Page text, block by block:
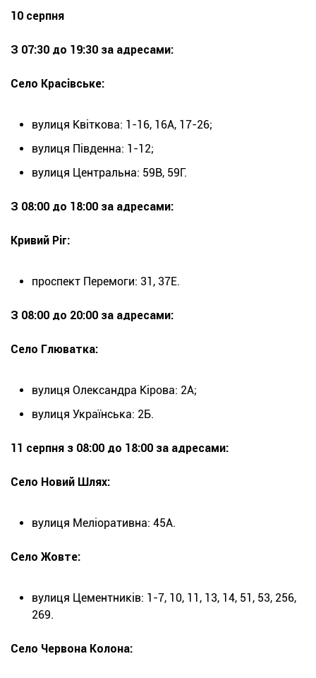
10 серпня
З 07:30 до 19:30 за адресами:
Село Красівське:
вулиця Квіткова: 1-16, 16А, 17-26;
вулиця Південна: 1-12;
вулиця Центральна: 59В, 59Г.
З 08:00 до 18:00 за адресами:
Кривий Ріг:
проспект Перемоги: 31, 37Е.
З 08:00 до 20:00 за адресами:
Село Глюватка:
вулиця Олександра Кірова: 2А;
вулиця Українська: 2Б.
11 серпня з 08:00 до 18:00 за адресами:
Село Новий Шлях:
вулиця Меліоративна: 45А.
Село Жовте:
вулиця Цементників: 1-7, 10, 11, 13, 14, 51, 53, 256,
269.
Село Червона Колона: